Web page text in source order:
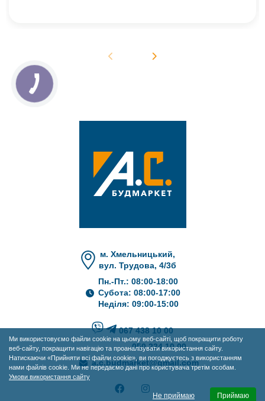
Ми використовуємо файли cookie на цьому веб-сайті, щоб покращити роботу
веб-сайту, покращити навігацію та проаналізувати використання сайту.
Натискаючи «Прийняти всі файли cookie», ви погоджуєтесь з використанням
нами файлів cookie. Ми не передаємо дані про користувача третім особам.
Умови використання сайту
Не приймаю Приймаю
м. Хмельницький,
вул. Трудова, 4/3б
Пн.-Пт.: 08:00-18:00
Субота: 08:00-17:00
Неділя: 09:00-15:00
067 438 10 00
050 234 10 00
a.c.budmarket@gmail.com